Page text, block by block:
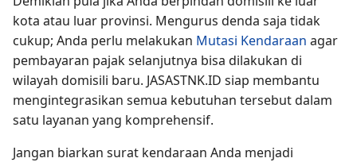
kota atau luar provinsi. Mengurus denda saja tidak
cukup; Anda perlu melakukan Mutasi Kendaraan agar
pembayaran pajak selanjutnya bisa dilakukan di
wilayah domisili baru. JASASTNK.ID siap membantu
mengintegrasikan semua kebutuhan tersebut dalam
satu layanan yang komprehensif.
Jangan biarkan surat kendaraan Anda menjadi